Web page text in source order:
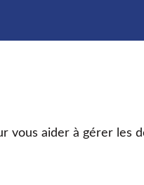
vous aider à gérer les